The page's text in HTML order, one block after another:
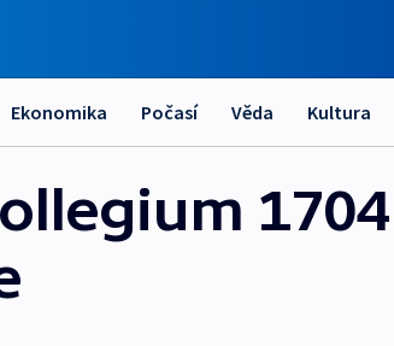
Ekonomika Počasí Věda Kultura